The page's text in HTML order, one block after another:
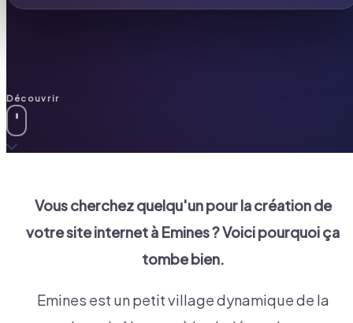
Découvrir
Vous cherchez quelqu'un pour la création de
votre site internet à Emines? Voici pourquoi ça
tombe bien.
Emines est un petit village dynamique de la